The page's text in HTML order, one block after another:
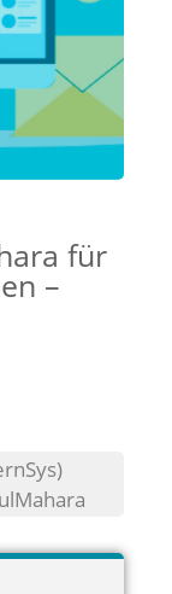
für
–